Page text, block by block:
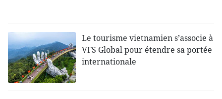
Le tourisme vietnamien s’associe à
VFS Global pour étendre sa portée
internationale